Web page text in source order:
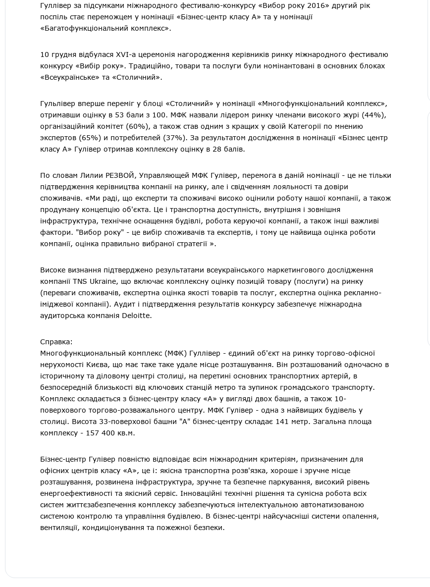
Гуллівер за підсумками міжнародного фестивалю-конкурсу «Вибор року 2016» другий рік
поспіль стає переможцем у номінації «Бізнес-центр класу А» та у номінації
«Багатофункціональний комплекс».
10 грудня відбулася XVI-а церемонія нагородження керівників ринку міжнародного фестивалю
конкурсу «Вибір року». Традиційно, товари та послуги були номінантовані в основних блоках
«Всеукраїнське» та «Столичний».
Гульлівер вперше переміг у блоці «Столичний» у номінації «Многофункціональний комплекс»,
отримавши оцінку в 53 бали з 100. МФК назвали лідером ринку членами високого журі (44%),
організаційний комітет (60%), а також став одним з кращих у своїй Категорії по мнению
экспертов (65%) и потребителей (37%). За результатом дослідження в номінації «Бізнес центр
класу А» Гулівер отримав комплексну оцінку в 28 балів.
По словам Лилии РЕЗВОЙ, Управляющей МФК Гулівер, перемога в даній номінації - це не тільки
підтвердження керівництва компанії на ринку, але і свідченням лояльності та довіри
споживачів. «Ми раді, що експерти та споживачі високо оцінили роботу нашої компанії, а також
продуману концепцію об'єкта. Це і транспортна доступність, внутрішня і зовнішня
інфраструктура, технічне оснащення будівлі, робота керуючої компанії, а також інші важливі
фактори. "Вибор року" - це вибір споживачів та експертів, і тому це найвища оцінка роботи
компанії, оцінка правильно вибраної стратегії ».
Високе визнання підтверджено результатами всеукраїнського маркетингового дослідження
компанії TNS Ukraine, що включає комплексну оцінку позицій товару (послуги) на ринку
(переваги споживачів, експертна оцінка якості товарів та послуг, експертна оцінка рекламно-
іміджевої компанії). Аудит і підтвердження результатів конкурсу забезпечує міжнародна
аудиторська компанія Deloitte.
Справка:
Многофункциональный комплекс (МФК) Гуллівер - єдиний об'єкт на ринку торгово-офісної
нерухомості Києва, що має таке таке удале місце розташування. Він розташований одночасно в
історичному та діловому центрі столиці, на перетині основних транспортних артерій, в
безпосередній близькості від ключових станцій метро та зупинок громадського транспорту.
Комплекс складається з бізнес-центру класу «А» у вигляді двох башнів, а також 10-
поверхового торгово-розважального центру. МФК Гулівер - одна з найвищих будівель у
столиці. Висота 33-поверхової башни "А" бізнес-центру складає 141 метр. Загальна площа
комплексу - 157 400 кв.м.
Бізнес-центр Гулівер повністю відповідає всім міжнародним критеріям, призначеним для
офісних центрів класу «А», це і: якісна транспортна розв'язка, хороше і зручне місце
розташування, розвинена інфраструктура, зручне та безпечне паркування, високий рівень
енергоефективності та якісний сервіс. Інноваційні технічні рішення та сумісна робота всіх
систем життєзабезпечення комплексу забезпечуються інтелектуальною автоматизованою
системою контролю та управління будівлею. В бізнес-центрі найсучасніші системи опалення,
вентиляції, кондиціонування та пожежної безпеки.